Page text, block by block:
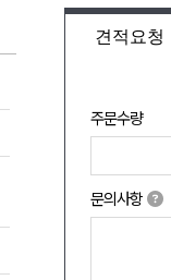
견적요청
주문수량
문의사항